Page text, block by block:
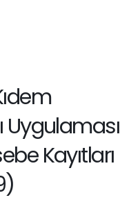
Uygulaması
Kayıtları